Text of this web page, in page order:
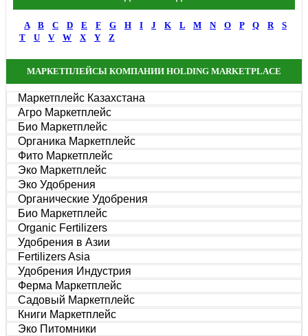
A B C D E F G H I J K L M N O P Q R
S
T
U V W X Y Z
МАРКЕТПЛЕЙСЫ КОМПАНИИ HOLDING MARKETPLACE
Маркетплейс Казахстана
Агро Маркетплейс
Био Маркетплейс
Органика Маркетплейс
Фито Маркетплейс
Эко Маркетплейс
Эко Удобрения
Органические Удобрения
Био Маркетплейс
Organic Fertilizers
Удобрения в Азии
Fertilizers Asia
Удобрения Индустрия
Ферма Маркетплейс
Садовый Маркетплейс
Книги Маркетплейс
Эко Питомники